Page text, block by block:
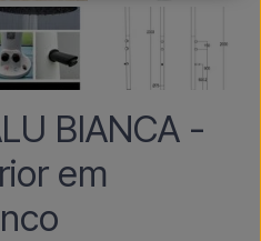
BIANCA -
em